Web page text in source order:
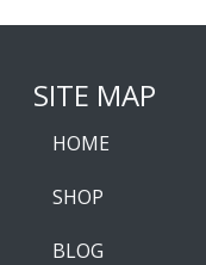
SITE MAP
HOME
SHOP
BLOG